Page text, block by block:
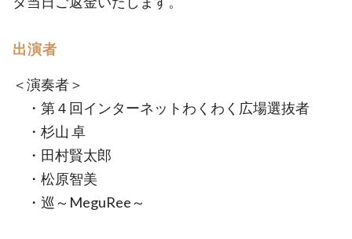
出演者
＜演奏者＞
・第４回インターネットわくわく広場選抜者
・杉山 卓
・田村賢太郎
・松原智美
・巡～MeguRee～